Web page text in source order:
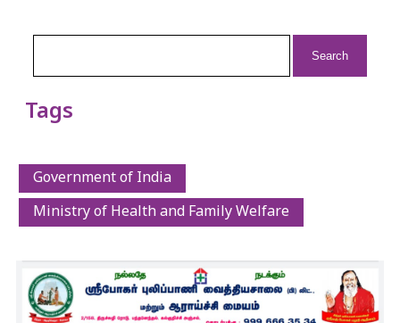
Tags
Government of India
Ministry of Health and Family Welfare